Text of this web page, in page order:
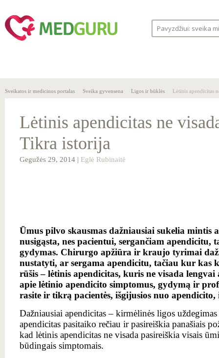
Sveikatos ir medicinos portalas Sveika gyvensena Ligos ir būklės Lėtinis apendicitas
Lėtinis apendicitas ne
Tikra istorija
Gegužės 29, 2014 | Eglė Rubinaitė
Ūmus pilvo skausmas dažniausiai sukelia mintis
nusigąsta, nes pacientui, sergančiam apendicitu,
gydymas. Chirurgo apžiūra ir kraujo tyrimai
nustatyti, ar sergama apendicitu, tačiau kur kas
rūšis – lėtinis apendicitas, kuris ne visada
apie lėtinio apendicito simptomus, gydymą ir
rasite ir tikrą pacientės, išgijusios nuo
Dažniausiai apendicitas ‒ kirmėlinės ligos
apendicitas pasitaiko rečiau ir pasireiškia panašiais
kad lėtinis apendicitas ne visada pasireiškia visais
būdingais simptomais.